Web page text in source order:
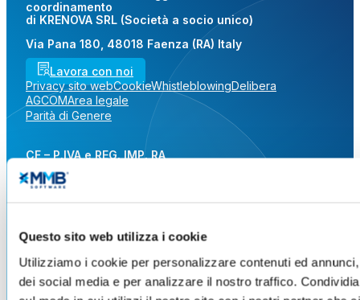
Questo sito web utilizza i cookie
Utilizziamo i cookie per personalizzare contenuti ed
dei social media e per analizzare il nostro traffico.
coordinamento
di KRENOVA SRL (Società a socio unico)
Via Pana 180, 48018 Faenza (RA) Italy
Lavora con noi
Privacy sito webCookieWhistleblowingDelibera
AGCOMArea legale
Parità di Genere
CF – P.IVA e REG. IMP. RA
02619140391 | R.E.A. RA 217885 |
Capitale sociale € 1.000.000,00 i.v.
Phone:+39 0546 637711 |
info@mmbsoftware.it